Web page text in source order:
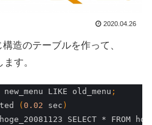
2020.04.26
造のテーブルを作って、
す。
new_menu LIKE old_menu ;
( 0.02 sec )
hoge_20081123 SELECT * FROM